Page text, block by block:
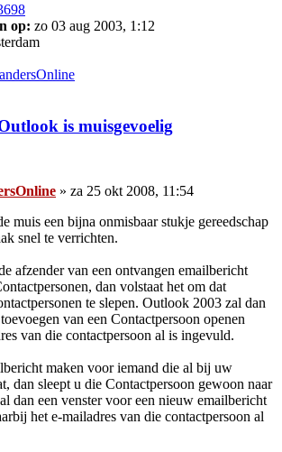
op: zo 03 aug 2003, 1:12
is muisgevoelig
» za 25 okt 2008, 11:54
muis een bijna onmisbaar stukje gereedschap
snel te verrichten.
afzender van een ontvangen emailbericht
dan volstaat het om dat
te slepen. Outlook 2003 zal dan
van een Contactpersoon openen
van die contactpersoon al is ingevuld.
maken voor iemand die al bij uw
dan sleept u die Contactpersoon gewoon naar
dan een venster voor een nieuw emailbericht
het e-mailadres van die contactpersoon al